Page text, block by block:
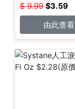
$ 9.99 $3.59
由此查看